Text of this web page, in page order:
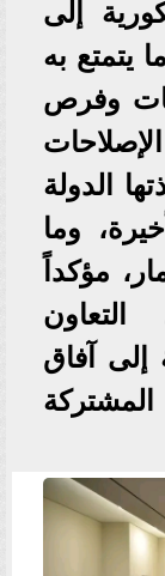
إلى
يتمتع به
وفرص
الدولة
وما
مؤكداً
التعاون
إلى آفاق